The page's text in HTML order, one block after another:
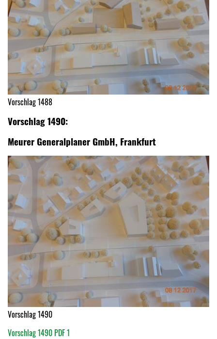
Vorschlag 1488
Vorschlag 1490:
Meurer Generalplaner GmbH, Frankfurt
Vorschlag 1490
Vorschlag 1490 PDF 1